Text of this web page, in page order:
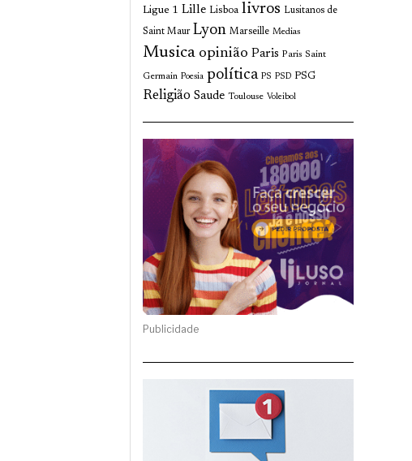
Ligue 1 Lille Lisboa livros Lusitanos de
Saint Maur Lyon Marseille Medias
Musica opinião Paris Paris Saint
Germain Poesia política PS PSD PSG
Religião Saude Toulouse Voleibol
Publicidade